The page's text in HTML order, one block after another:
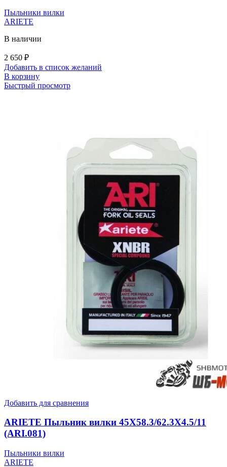
Пыльники вилки
ARIETE
В наличии
2 650 ₽
Добавить в список желаний
В корзину
Быстрый просмотр
Добавить для сравнения
ARIETE Пыльник вилки 45Х58.3/62.3Х4.5/11
(ARI.081)
Пыльники вилки
ARIETE